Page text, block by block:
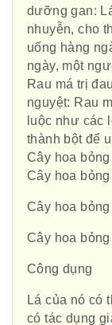
dưỡng gan:
nhuyễn, cho
uống hàng
ngày, một
Rau má trị
nguyệt: Rau
luộc như các
thành bột để
Cây hoa bỏng
Cây hoa
Cây hoa bỏng
Cây hoa bỏng
Công dụng
Lá của nó có
có tác dụng